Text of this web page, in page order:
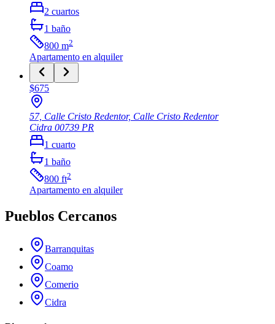
2 cuartos
1 baño
800 m2
Apartamento en alquiler
$675
57, Calle Cristo Redentor, Calle Cristo Redentor
Cidra 00739 PR
1 cuarto
1 baño
800 ft2
Apartamento en alquiler
Pueblos Cercanos
Barranquitas
Coamo
Comerio
Cidra